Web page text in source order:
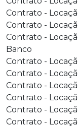
Contrato -
Contrato -
Contrato -
Banco
Contrato -
Contrato -
Contrato -
Contrato -
Contrato -
Contrato -